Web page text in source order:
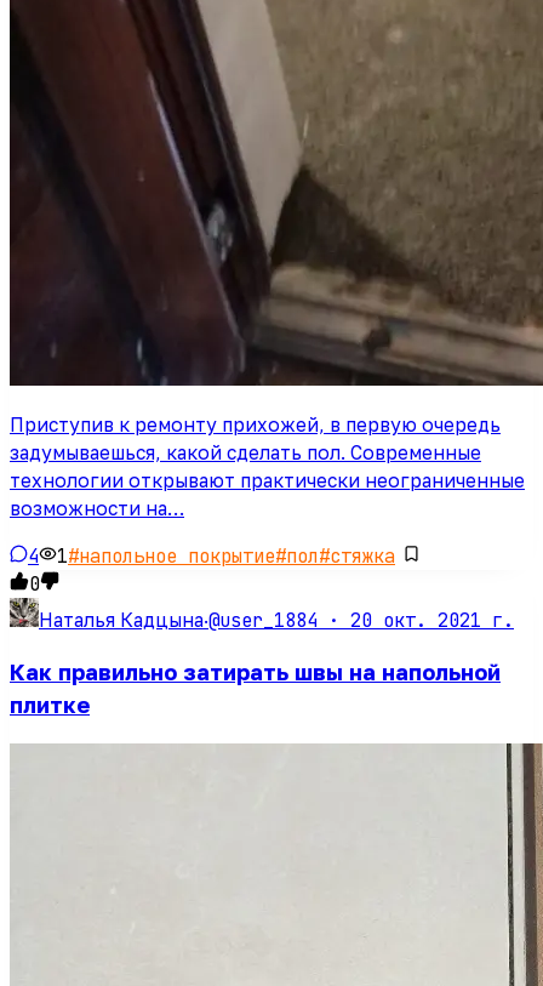
Приступив к ремонту прихожей, в первую очередь
задумываешься, какой сделать пол. Современные
технологии открывают практически неограниченные
возможности на…
4 1#напольное покрытие#пол#стяжка
0
Наталья Кадцына·@user_1884 · 20 окт. 2021 г.
Как правильно затирать швы на напольной
плитке